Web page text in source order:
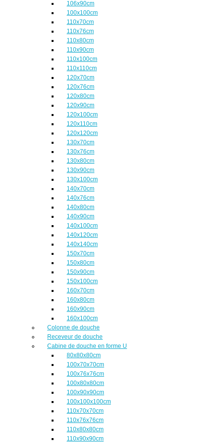
106x90cm
100x100cm
110x70cm
110x76cm
110x80cm
110x90cm
110x100cm
110x110cm
120x70cm
120x76cm
120x80cm
120x90cm
120x100cm
120x110cm
120x120cm
130x70cm
130x76cm
130x80cm
130x90cm
130x100cm
140x70cm
140x76cm
140x80cm
140x90cm
140x100cm
140x120cm
140x140cm
150x70cm
150x80cm
150x90cm
150x100cm
160x70cm
160x80cm
160x90cm
160x100cm
Colonne de douche
Receveur de douche
Cabine de douche en forme U
80x80x80cm
100x70x70cm
100x76x76cm
100x80x80cm
100x90x90cm
100x100x100cm
110x70x70cm
110x76x76cm
110x80x80cm
110x90x90cm